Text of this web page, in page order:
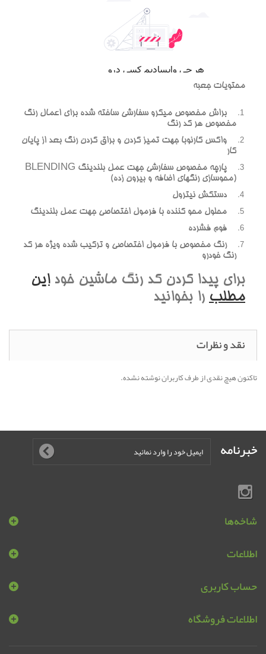
محتويات جعبه
براش مخصوص ميکرو سفارشي ساخته شده براي اعمال رنگ
مخصوص هر کد رنگ
واکس کارنوبا جهت تميز کردن و براق کردن رنگ بعد از پايان
کار
پارچه مخصوص سفارشي جهت عمل بلندينگ BLENDING
(محوسازي رنگهاي اضافه و بيرون زده)
دستکش نيترول
محلول محو کننده با فرمول اختصاصي جهت عمل بلندينگ
فوم فشرده
رنگ مخصوص با فرمول اختصاصي و ترکيب شده ويژه هر کد
رنگ خودرو
براي پيدا کردن کد رنگ ماشين خوداين
مطلب را بخوانيد
نقد و نظرات
تاکنون هیچ نقدی از طرف کاربران نوشته نشده.
خبرنامه
شاخه‌ها
اطلاعات
حساب کاربری
اطلاعات فروشگاه